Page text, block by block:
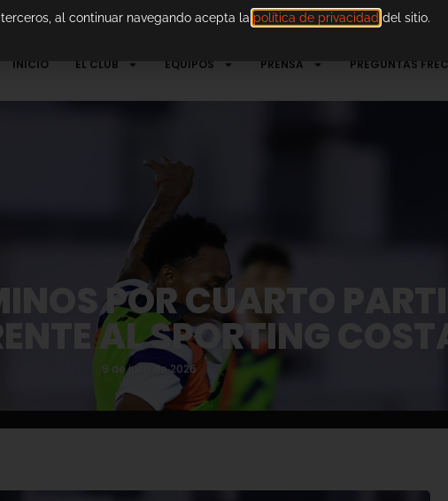
INICIO EL CLUB EQUIPOS PRENSA PREGUNTAS
POR CUARTO
AL SPORTING
9 de julio de 2026
al continuar navegando acepta la política de privacidad del sitio.